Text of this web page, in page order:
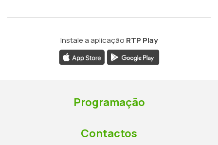
Instale a aplicação RTP Play
Programação
Contactos